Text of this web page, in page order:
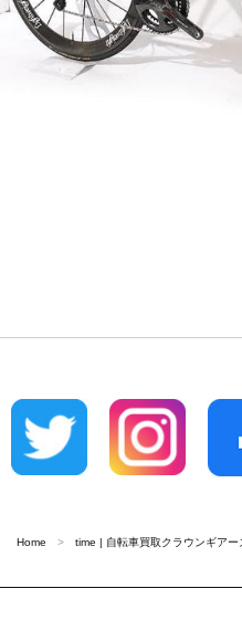
Home time | 自転車買取クラウンギアー